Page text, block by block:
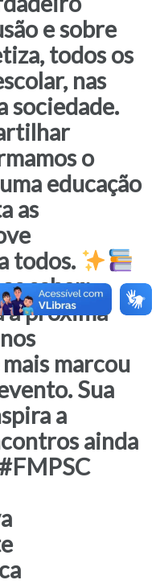
e sobre
todos os
nas
sociedade.
o
educação
as
todos.
saber:
a próxima
marcou
Sua
a
ainda